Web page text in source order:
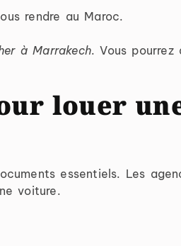
rendre au Maroc.
à Marrakech. Vous
louer
essentiels. Les
voiture.